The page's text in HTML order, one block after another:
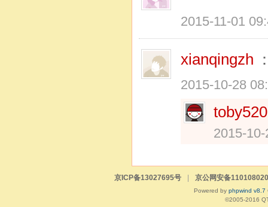
2015-11-01
xianqingzh
2015-10-28
toby520
2015-
京ICP备13027695号 | 京公网安备
Powered by phpwind v8.7
©2005-2016